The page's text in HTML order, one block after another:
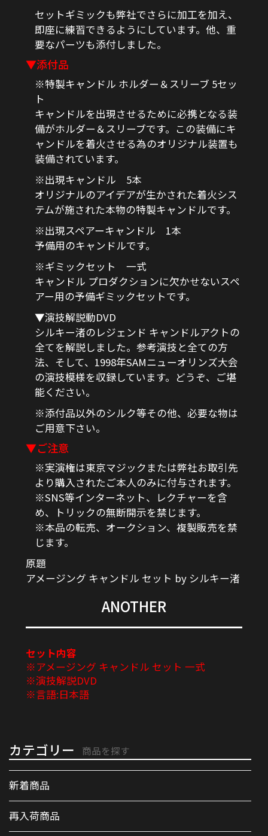
カテゴリー 商品を探す
新着商品
再入荷商品
セットギミックも弊社でさらに加工を加え、
即座に練習できるようにしています。他、重
要なパーツも添付しました。
▼添付品
※特製キャンドル ホルダー＆スリーブ 5セッ
ト
キャンドルを出現させるために必携となる装
備がホルダー＆スリーブです。この装備にキ
ャンドルを着火させる為のオリジナル装置も
装備されています。
※出現キャンドル 5本
オリジナルのアイデアが生かされた着火シス
テムが施された本物の特製キャンドルです。
※出現スペアーキャンドル 1本
予備用のキャンドルです。
※ギミックセット 一式
キャンドル プロダクションに欠かせないスペ
アー用の予備ギミックセットです。
▼演技解説動DVD
シルキー渚のレジェンド キャンドルアクトの
全てを解説しました。参考演技と全ての方
法、そして、1998年SAMニューオリンズ大会
の演技模様を収録しています。どうぞ、ご堪
能ください。
※添付品以外のシルク等その他、必要な物は
ご用意下さい。
▼ご注意
※実演権は東京マジックまたは弊社お取引先
より購入されたご本人のみに付与されます。
※SNS等インターネット、レクチャーを含
め、トリックの無断開示を禁じます。
※本品の転売、オークション、複製販売を禁
じます。
原題
アメージング キャンドル セット by シルキー渚
ANOTHER
セット内容
※アメージング キャンドル セット 一式
※演技解説DVD
※言語:日本語